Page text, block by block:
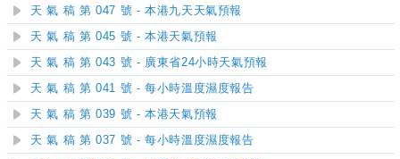
天 氣 稿 第 047 號 - 本港九天天氣預報
天 氣 稿 第 045 號 - 本港天氣預報
天 氣 稿 第 043 號 - 廣東省24小時天氣預報
天 氣 稿 第 041 號 - 每小時溫度濕度報告
天 氣 稿 第 039 號 - 本港天氣預報
天 氣 稿 第 037 號 - 每小時溫度濕度報告